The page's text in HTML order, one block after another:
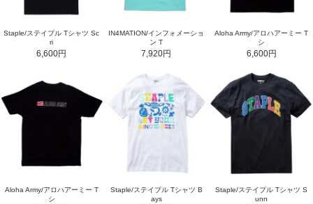
Staple/ステイプル Tシャツ Sc
ri
6,600円
IN4MATION/インフォメーショ
ン T
7,920円
Aloha Army/アロハアーミー T
シ
6,600円
Aloha Army/アロハアーミー T
シ
Staple/ステイプル Tシャツ B
ays
Staple/ステイプル Tシャツ S
unn